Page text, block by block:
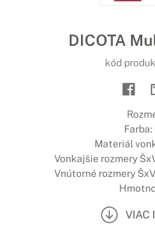
DICOTA
kód
Farba:
Materiál
Vonkajšie rozmery
Vnútorné rozmery
VIAC